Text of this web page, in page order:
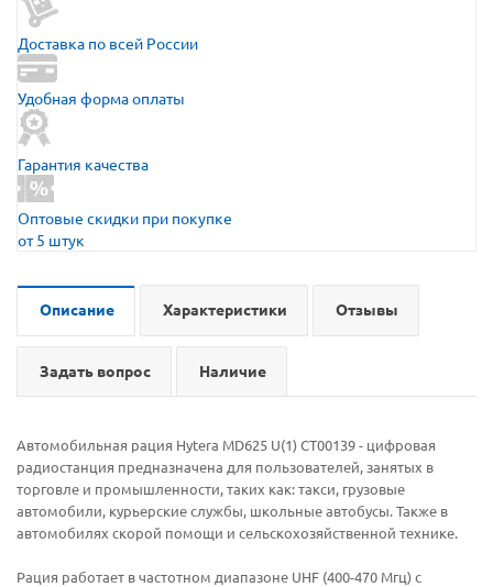
Доставка по всей России
Удобная форма оплаты
Гарантия качества
Оптовые скидки при покупке
от 5 штук
Описание Характеристики Отзывы
Задать вопрос Наличие
Автомобильная рация Hytera MD625 U(1) CT00139 - цифровая
радиостанция предназначена для пользователей, занятых в
торговле и промышленности, таких как: такси, грузовые
автомобили, курьерские службы, школьные автобусы. Также в
автомобилях скорой помощи и сельскохозяйственной технике.
Рация работает в частотном диапазоне UHF (400-470 Мгц) с